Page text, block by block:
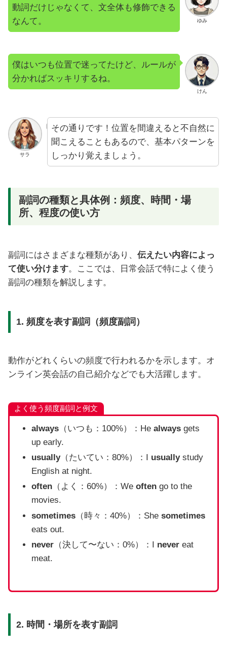
ゆみ
動詞だけじゃなくて、文全体も修飾できる
なんて。
けん
僕はいつも位置で迷ってたけど、ルールが
分かればスッキリするね。
サラ
その通りです！位置を間違えると不自然に
聞こえることもあるので、基本パターンを
しっかり覚えましょう。
副詞の種類と具体例：頻度、時間・場
所、程度の使い方
副詞にはさまざまな種類があり、 伝えたい内容によっ
て使い分けます。ここでは、日常会話で特によく使う
副詞の種類を解説します。
1. 頻度を表す副詞（頻度副詞）
動作がどれくらいの頻度で行われるかを示します。オ
ンライン英会話の自己紹介などでも大活躍します。
よく使う頻度副詞と例文
always（いつも：100%）：He alwaysgets
up early.
usually（たいてい：80%）：I usuallystudy
English at night.
often（よく：60%）：We oftengo to the
movies.
sometimes（時々：40%）：She sometimes
eats out.
never（決して〜ない：0%）：I nevereat
meat.
2. 時間・場所を表す副詞